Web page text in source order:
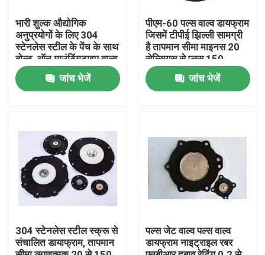
घर
हमारे बारे में
भारी शुल्क औद्योगिक
अनुप्रयोगों के लिए 304
स्टेनलेस स्टील के पेंच के साथ
बोल्ट-ऑन माउंटिंगटाइप वाल्व
एक्ट्यूएटर
जांच भेजें
पीएम-60 पल्स वाल्व डायफ्राम
जिसमें टीपीई झिल्ली सामग्री
है तापमान सीमा माइनस 20
सेल्सियस से प्लस 150
सेल्सियस औद्योगिक उपकरण
के लिए आदर्शजांच भेजें
304 स्टेनलेस स्टील स्क्रू से
संचालित डायाफ्राम, तापमान
पल्स जेट वाल्व पल्स वाल्व
डायफ्राम नाइट्राइल रबर